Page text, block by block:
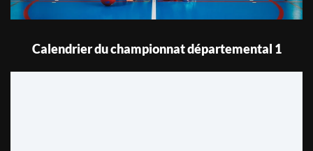
Calendrier du championnat départemental 1